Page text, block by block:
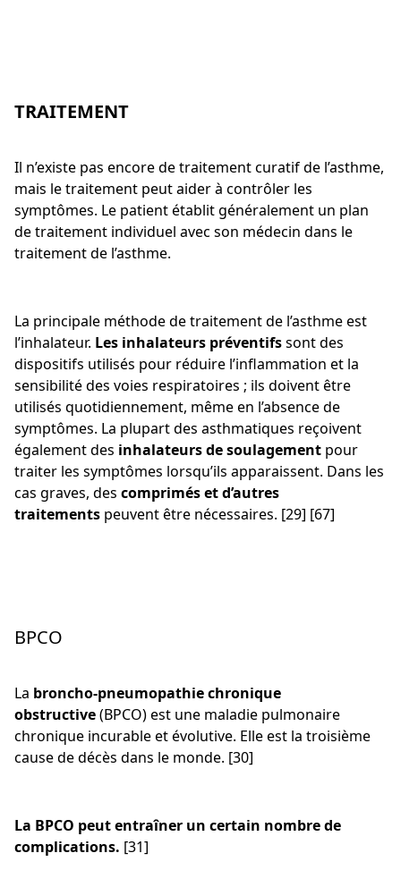
TRAITEMENT
Il n’existe pas encore de traitement curatif de l’asthme,
mais le traitement peut aider à contrôler les
symptômes. Le patient établit généralement un plan
de traitement individuel avec son médecin dans le
traitement de l’asthme.
La principale méthode de traitement de l’asthme est
l’inhalateur. Les inhalateurs préventifssont des
dispositifs utilisés pour réduire l’inflammation et la
sensibilité des voies respiratoires ; ils doivent être
utilisés quotidiennement, même en l’absence de
symptômes. La plupart des asthmatiques reçoivent
également des inhalateurs de soulagement pour
traiter les symptômes lorsqu’ils apparaissent. Dans les
cas graves, des comprimés et d’autres
traitements peuvent être nécessaires. [29] [67]
BPCO
La broncho-pneumopathie chronique
obstructive(BPCO) est une maladie pulmonaire
chronique incurable et évolutive. Elle est la troisième
cause de décès dans le monde. [30]
La BPCO peut entraîner un certain nombre de
complications. [31]